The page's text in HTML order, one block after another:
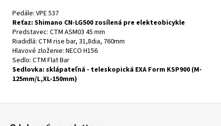
Pedále: VPE 537
Reťaz: Shimano CN-LG500 zosílená pre elekteobicykle
Predstavec: CTM ASM03 45 mm
Riadidlá: CTM rise bar, 31,8dia, 760mm
Hlavové zloženie: NECO H156
Sedlo: CTM Flat Bar
Sedlovka: sklápateľná - teleskopická EXA Form KSP900 (M-
125mm/L,XL-150mm)